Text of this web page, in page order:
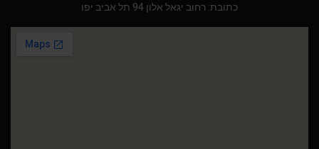
כתובת: רחוב יגאל אלון 94 תל אביב יפו